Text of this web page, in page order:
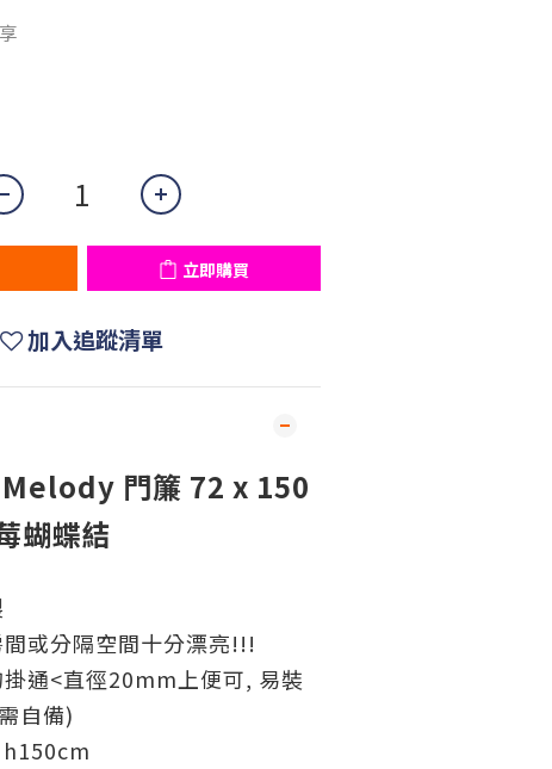
立即購買
加入追蹤清單
門簾 72 x 150
蝴蝶結
或分隔空間十分漂亮!!!
通<直徑20mm上便可, 易裝
自備)